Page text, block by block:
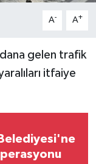
A- A+
gelen trafik
itfaiye
Belediyesi'ne